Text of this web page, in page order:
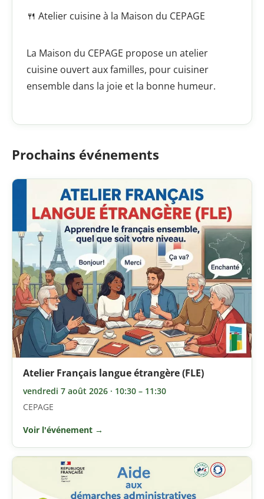
🍴 Atelier cuisine à la Maison du CEPAGE
La Maison du CEPAGE propose un atelier
cuisine ouvert aux familles, pour cuisiner
ensemble dans la joie et la bonne humeur.
Prochains événements
Atelier Français langue étrangère (FLE)
vendredi 7 août 2026 · 10:30 – 11:30
CEPAGE
Voir l'événement →